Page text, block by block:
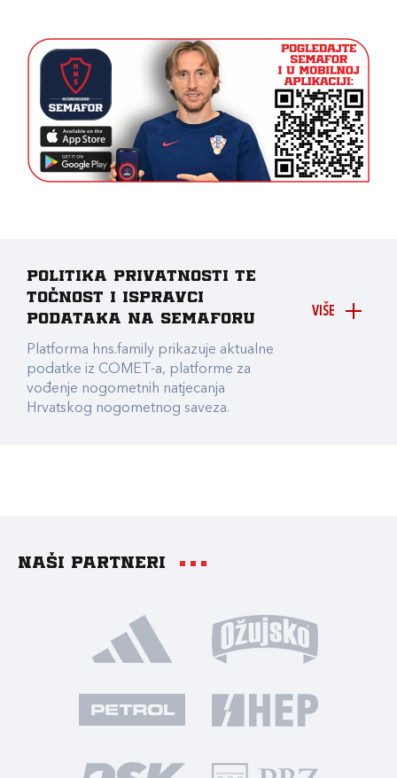
VIŠE
Politika privatnosti te
točnost i ispravci
podataka na Semaforu
Platforma hns.family prikazuje aktualne
podatke iz COMET-a, platforme za
vođenje nogometnih natjecanja
Hrvatskog nogometnog saveza.
Naši partneri